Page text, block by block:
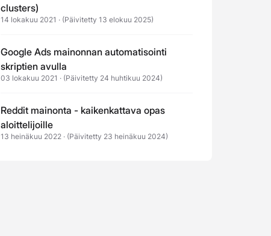
clusters)
14 lokakuu 2021 · (Päivitetty 13 elokuu 2025)
Google Ads mainonnan automatisointi
skriptien avulla
03 lokakuu 2021 · (Päivitetty 24 huhtikuu 2024)
Reddit mainonta - kaikenkattava opas
aloittelijoille
13 heinäkuu 2022 · (Päivitetty 23 heinäkuu 2024)